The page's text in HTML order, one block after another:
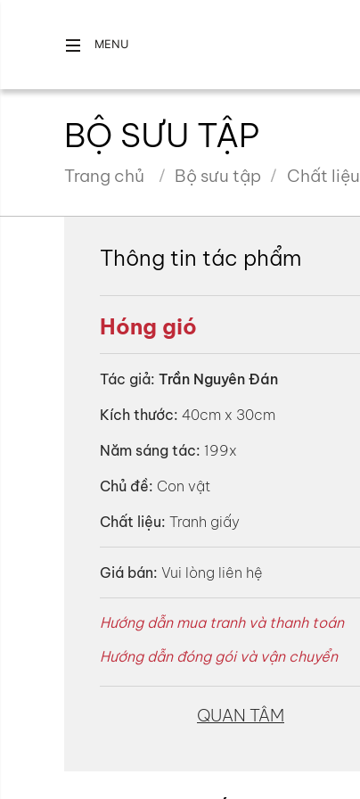
MENU
BỘ SƯU TẬP
Trang chủ Bộ sưu tập Chất liệu
Thông tin tác phẩm
Hóng gió
Tác giả: Trần Nguyên Đán
Kích thước: 40cm x 30cm
Năm sáng tác: 199x
Chủ đề: Con vật
Chất liệu: Tranh giấy
Giá bán: Vui lòng liên hệ
Hướng dẫn mua tranh và thanh toán
Hướng dẫn đóng gói và vận chuyển
QUAN TÂM